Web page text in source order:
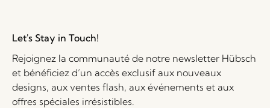
Let's Stay in Touch!
Rejoignez la communauté de notre newsletter Hübsch
et bénéficiez d’un accès exclusif aux nouveaux
designs, aux ventes flash, aux événements et aux
offres spéciales irrésistibles.